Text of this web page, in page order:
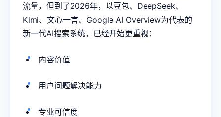
流量，但到了2026年，以豆包、DeepSeek、
Kimi、文心一言、Google AI Overview为代表的
新一代AI搜索系统，已经开始更重视：
内容价值
用户问题解决能力
专业可信度